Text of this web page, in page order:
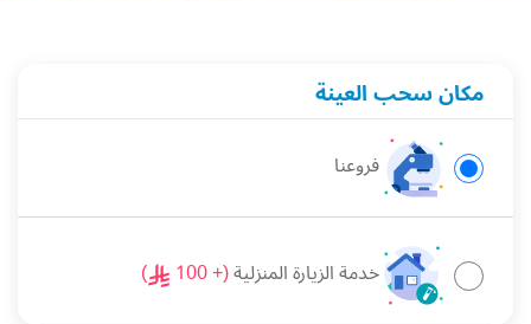
مكان سحب العينة
فروعنا
خدمة الزيارة المنزلية(+ 100
)